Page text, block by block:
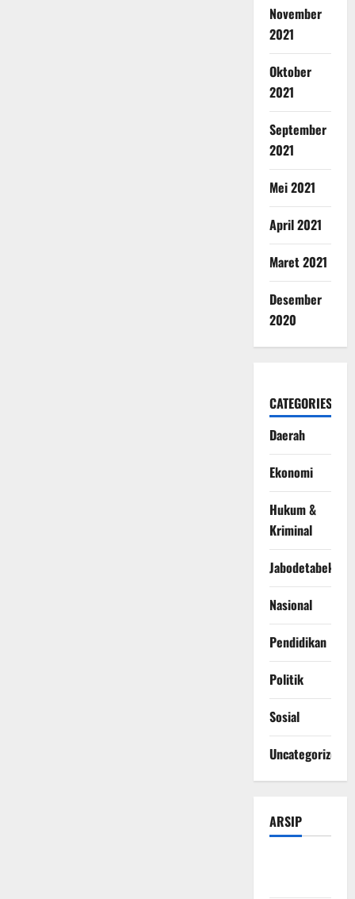
November
2021
Oktober
2021
September
2021
Mei 2021
April 2021
Maret 2021
Desember
2020
CATEGORIES
Daerah
Ekonomi
Hukum &
Kriminal
Jabodetabek
Nasional
Pendidikan
Politik
Sosial
Uncategorized
ARSIP